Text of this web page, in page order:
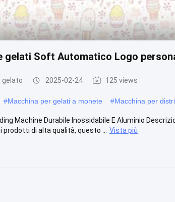
gelati Soft Automatico Logo
gelato 2025-02-24 125 views
#Macchina per gelati a monete #Macchina per
Machine Durabile Inossidabile E Aluminio
di alta qualità, questo ...
Vista più